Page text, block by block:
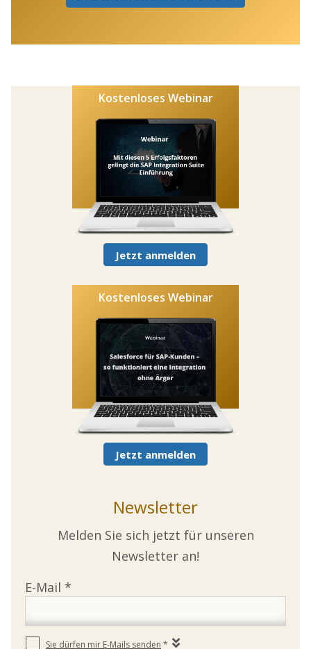
Kostenloses Webinar
Jetzt anmelden
Kostenloses Webinar
Jetzt anmelden
Newsletter
Melden Sie sich jetzt für unseren
Newsletter an!